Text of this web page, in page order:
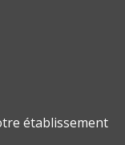
établissement